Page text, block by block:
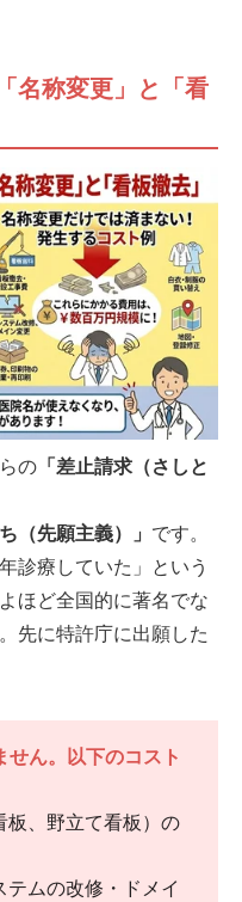
名称変更」と「看
の 「差止請求（さしと
（先願主義）」 です。
診療していた」という
ほど全国的に著名でな
先に特許庁に出願した
ん。以下のコスト
板、野立て看板）の
ムの改修・ドメイ